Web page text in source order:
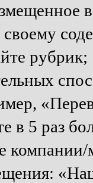
рубрик;
в 5 раз